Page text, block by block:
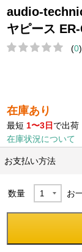
audio-
ヤピース
(0)
在庫あり
最短1〜3日 で出荷
在庫状況について
お支払い方法
数量 お